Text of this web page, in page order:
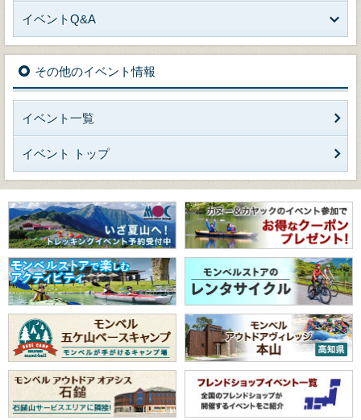
イベントQ&A
その他のイベント情報
イベント一覧
イベント トップ